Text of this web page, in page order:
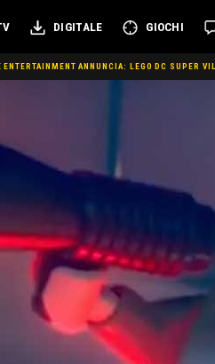
DIGITALE GIOCHI
ENTERTAINMENT ANNUNCIA: LEGO DC SUPER